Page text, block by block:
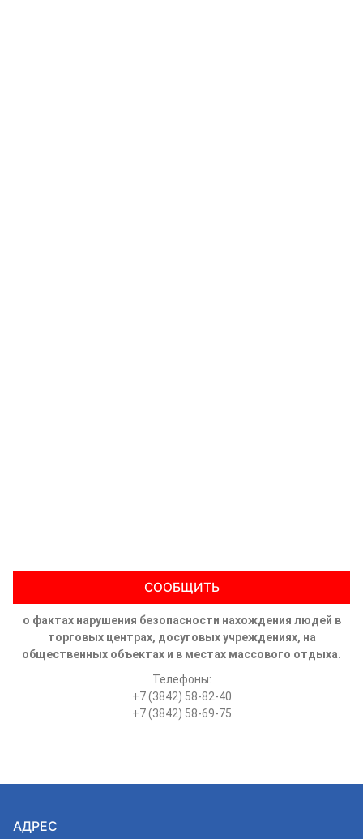
СООБЩИТЬ
о фактах нарушения безопасности нахождения людей в
торговых центрах, досуговых учреждениях, на
общественных объектах и в местах массового отдыха.
Телефоны:
+7 (3842) 58-82-40
+7 (3842) 58-69-75
АДРЕС